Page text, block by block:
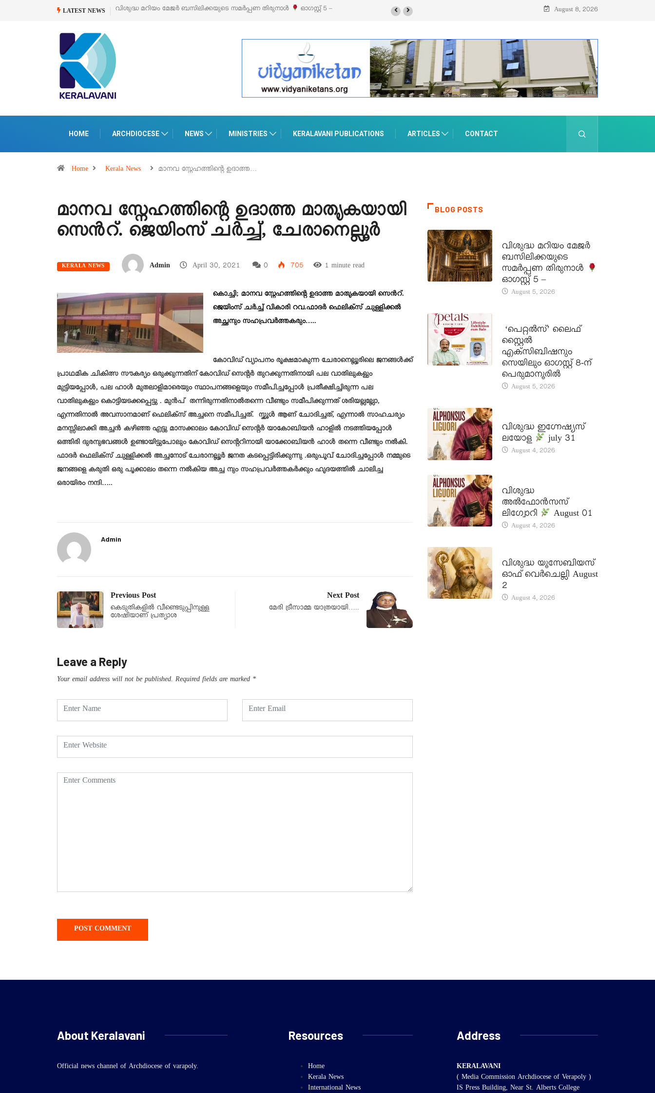
LATEST NEWS വിശുദ്ധ മറിയം മേജർ ബസിലിക്കയുടെ സമർപ്പണ തിരുനാൾ ഓഗസ്റ്റ് 5 – August 8, 2026
HOME ARCHDIOCESE NEWS MINISTRIES KERALAVANI PUBLICATIONS ARTICLES CONTACT
Home Kerala News മാനവ സ്നേഹത്തിന്റെ ഉദാത്ത…
മാനവ സ്നേഹത്തിന്റെ ഉദാത്ത മാതൃകയായി
സെൻറ്. ജെയിംസ് ചർച്ച്, ചേരാനെല്ലൂർ
KERALA NEWS Admin April 30, 2021 0 705 1 minute read
കൊച്ചി; മാനവ സ്നേഹത്തിന്റെ ഉദാത്ത മാതൃകയായി സെൻറ്.
ജെയിംസ് ചർച്ച്വികാരി റവ.ഫാദർ ഫെലിക്സ്ചുള്ളിക്കൽ
അച്ഛനും സഹപ്രവർത്തകരും…..
കോവിഡ് വ്യാപനം രൂക്ഷമാകുന്ന ചേരാനെല്ലൂരിലെ ജനങ്ങൾക്ക്
പ്രാഥമിക ചികിത്സ സൗകര്യം ഒരുക്കുന്നതിന് കോവിഡ് സെന്റർ തുറക്കുന്നതിനായി പല വാതിലുകളും
മുട്ടിയപ്പോൾ, പല ഹാൾ മുതലാളിമാരെയും സ്ഥാപനങ്ങളെയും സമീപിച്ചപ്പോൾ പ്രതീക്ഷിച്ചിരുന്ന പല
വാതിലുകളും കൊട്ടിയടക്കപ്പെട്ടു . മുൻപ് തന്നിരുന്നതിനാൽതന്നെ വീണ്ടും സമീപിക്കുന്നത് ശരിയല്ലല്ലോ,
എന്നതിനാൽ അവസാനമാണ് ഫെലിക്സ് അച്ചനെ സമീപിച്ചത്. സ്കൂൾ ആണ് ചോദിച്ചത്, എന്നാൽ സാഹചര്യം
മനസ്സിലാക്കി അച്ചൻ കഴിഞ്ഞ എട്ടു മാസക്കാലം കോവിഡ് സെന്റർ യാകോബിയൻ ഹാളിൽ നടത്തിയപ്പോൾ
ഒത്തിരി ദുരനുഭവങ്ങൾ ഉണ്ടായിട്ടുപോലും കോവിഡ് സെന്ററിനായി യാക്കോബിയൻ ഹാൾ തന്നെ വീണ്ടും നൽകി.
ഫാദർ ഫെലിക്സ് ചുള്ളിക്കൽ അച്ചനോട് ചേരാനല്ലൂർ ജനത കടപ്പെട്ടിരിക്കുന്നു .ഒരുപൂവ് ചോദിച്ചപ്പോൾ നമ്മുടെ
ജനങ്ങളെ കരുതി ഒരു പൂക്കാലം തന്നെ നൽകിയ അച്ച നും സഹപ്രവർത്തകർക്കും ഹൃദയത്തിൽ ചാലിച്ച
ഒരായിരം നന്ദി…..
Admin
Previous Post
കെടുതികളിൽ വീണ്ടെടുപ്പിനുള്ള
ശേഷിയാണ് പ്രത്യാശ
Next Post
മേരി ട്രീസാമ്മ യാത്രയായി…..
Leave a Reply
Your email address will not be published. Required fields are marked *
BLOG POSTS
വിശുദ്ധ മറിയം മേജർ
ബസിലിക്കയുടെ
സമർപ്പണ തിരുനാൾ
ഓഗസ്റ്റ് 5 –
August 5, 2026
‘പെറ്റൽസ്’ ലൈഫ്
സ്റ്റൈൽ
എക്സിബിഷനും
സെയിലും ഓഗസ്റ്റ് 8-ന്
പെരുമാനൂരിൽ
August 5, 2026
വിശുദ്ധ ഇഗ്നേഷ്യസ്
ലയോള
july 31
August 4, 2026
വിശുദ്ധ
അൽഫോൻസസ്
ലിഗ്വോറി
August 01
August 4, 2026
വിശുദ്ധ യൂസേബിയസ്
ഓഫ് വെർചെല്ലി August
2
August 4, 2026
About Keralavani
Official news channel of Archdiocese of varapoly.
Resources
Home
Kerala News
International News
Address
KERALAVANI
( Media Commission Archdiocese of Verapoly )
IS Press Building, Near St. Alberts College